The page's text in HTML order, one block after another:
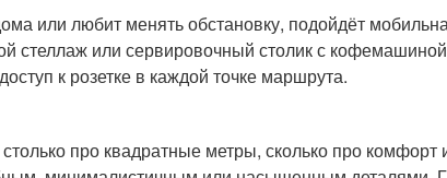
или любит менять обстановку, подойдёт
стеллаж или сервировочный столик с
к розетке в каждой точке маршрута.
про квадратные метры, сколько про